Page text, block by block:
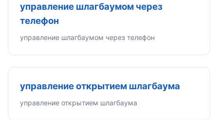
управление шлагбаумом через
телефон
управление шлагбаумом через телефон
управление открытием шлагбаума
управление открытием шлагбаума